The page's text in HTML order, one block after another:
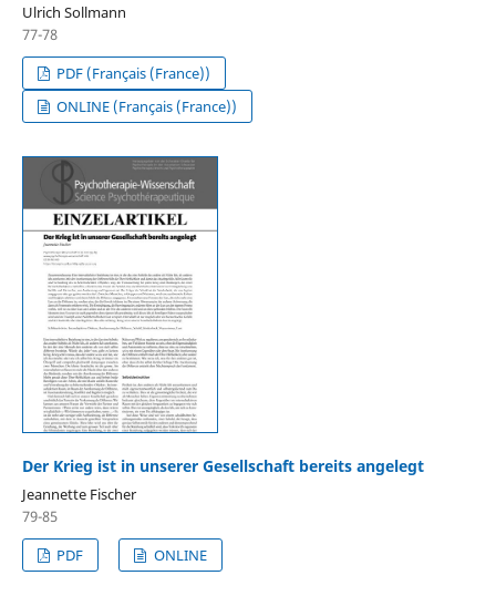
Ulrich Sollmann
77-78
PDF (Français (France))
ONLINE (Français (France))
Der Krieg ist in unserer Gesellschaft bereits angelegt
Jeannette Fischer
79-85
PDF
ONLINE